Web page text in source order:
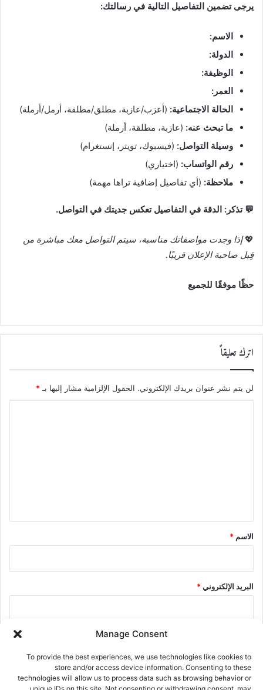
Manage Consent
To provide the best experiences, we use technologies like cookies to
store and/or access device information. Consenting to these
technologies will allow us to process data such as browsing behavior or
يرجى تضمين التفاصيل التالية في رسالتك:
الاسم:
الدولة:
الوظيفة:
العمر:
الحالة الاجتماعية: (أعزب/عازبة، مطلق/مطلقة، أرمل/أرملة)
ما تبحث عنه: (عازبة، مطلقة، أرملة)
وسيلة التواصل: (فيسبوك، تويتر، إنستغرام)
رقم الواتساب: (اختياري)
ملاحظة: (أي تفاصيل إضافية تراها مهمة)
💬 تذكر: الدقة في التفاصيل تعكس جديتك في التواصل.
💖إذا وجدت مواصفاتك مناسبة، سيتم التواصل معك مباشرة من
قِبل صاحبة الإعلان قريبًا.
حظًا موفقًا للجميع
اترك تعليقاً
لن يتم نشر عنوان بريدك الإلكتروني. الحقول الإلزامية مشار إليها بـ *
*
الاسم *
البريد الإلكتروني*
احفظ اسمي، بريدي الإلكتروني، والموقع الإلكتروني في هذا المتصفح